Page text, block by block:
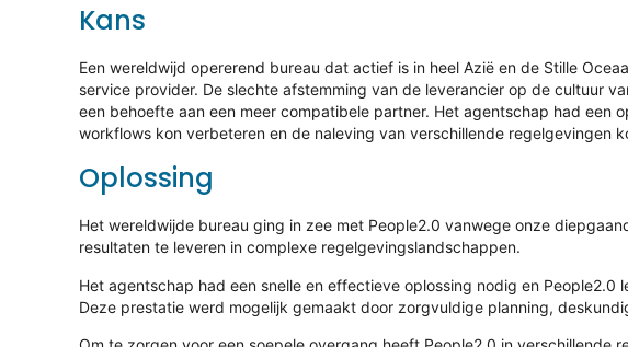
Kans
Een wereldwijd opererend bureau dat actief is in heel Azië en de Stille
service provider. De slechte afstemming van de leverancier op de cultuur
een behoefte aan een meer compatibele partner. Het agentschap had
workflows kon verbeteren en de naleving van verschillende regelgevingen
Oplossing
Het wereldwijde bureau ging in zee met People2.0 vanwege onze
resultaten te leveren in complexe regelgevingslandschappen.
Het agentschap had een snelle en effectieve oplossing nodig en
Deze prestatie werd mogelijk gemaakt door zorgvuldige planning,